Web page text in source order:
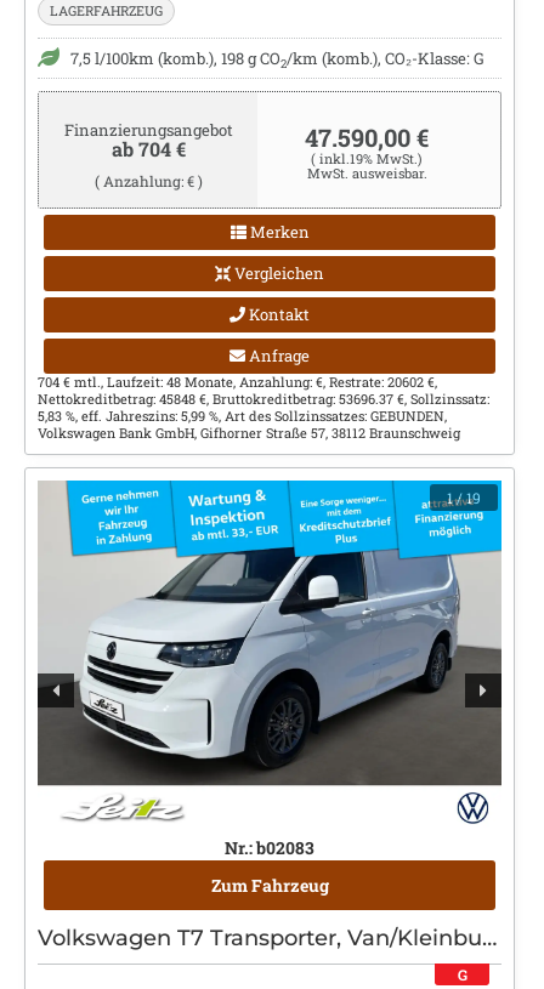
LAGERFAHRZEUG
7,5 l/100km (komb.), 198 g CO2/km (komb.), CO₂-Klasse: G
Finanzierungsangebot
ab 704 €
( Anzahlung: € )
47.590,00 €
( inkl.19% MwSt.)
MwSt. ausweisbar.
Merken
Vergleichen
Kontakt
Anfrage
704 € mtl., Laufzeit: 48 Monate, Anzahlung: €, Restrate: 20602 €,
Nettokreditbetrag: 45848 €, Bruttokreditbetrag: 53696.37 €, Sollzinssatz:
5,83 %, eff. Jahreszins: 5,99 %, Art des Sollzinssatzes: GEBUNDEN,
Volkswagen Bank GmbH, Gifhorner Straße 57, 38112 Braunschweig
1/ 19
Nr.: b02083
Zum Fahrzeug
Volkswagen T7 Transporter, Van/Kleinbus, Diesel, Schaltgetriebe, Weiß
G